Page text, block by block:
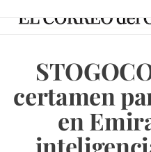
certamen
en